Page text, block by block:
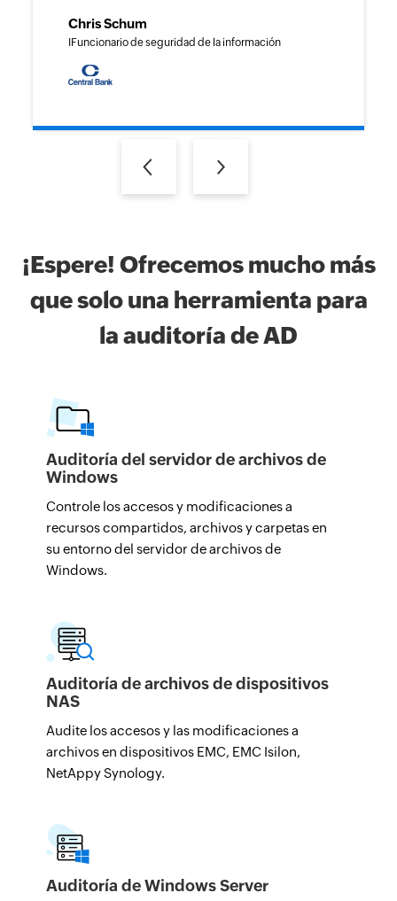
Chris Schum
IFuncionario de seguridad de la información
¡Espere! Ofrecemos mucho más
que solo una herramienta para
la auditoría de AD
Auditoría del servidor de archivos de
Windows
Controle los accesos y modificaciones a
recursos compartidos, archivos y carpetas en
su entorno del servidor de archivos de
Windows.
Auditoría de archivos de dispositivos
NAS
Audite los accesos y las modificaciones a
archivos en dispositivos EMC, EMC Isilon,
NetAppy Synology.
Auditoría de Windows Server